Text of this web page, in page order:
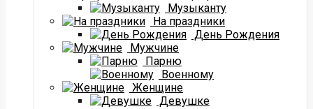
Музыканту
На праздники
День Рождения
Мужчине
Парню
Военному
Женщине
Девушке